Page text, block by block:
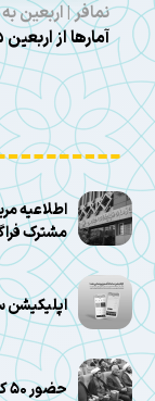
نمافر | اربعین
آمارها از اربعین ۱۴۰۵ چه می‌گویند؟
اطلاعیه
مشترک
اپلیکیشن
حضور ۵۰ کارشناس در نخستین رویداد منطقه‌ای قرآنی